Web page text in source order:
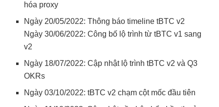
hóa proxy
Ngày 20/05/2022: Thông báo timeline tBTC v2
Ngày 30/06/2022: Công bố lộ trình từ tBTC v1 sang
v2
Ngày 18/07/2022: Cập nhật lộ trình tBTC v2 và Q3
OKRs
Ngày 03/10/2022: tBTC v2 chạm cột mốc đầu tiên